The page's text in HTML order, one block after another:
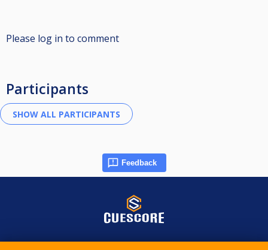
Please log in to comment
Participants
Feedback